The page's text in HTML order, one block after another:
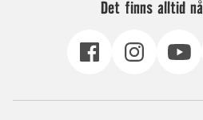
Det finns alltid